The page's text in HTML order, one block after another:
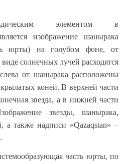
элементом в
изображение шанырака
юрты) на голубом фоне, от
солнечных лучей расходятся
от шанырака расположены
коней. В верхней части
звезда, а в нижней части
звезды, шанырака,
а также надписи «Qazaqstan» –
часть юрты, по